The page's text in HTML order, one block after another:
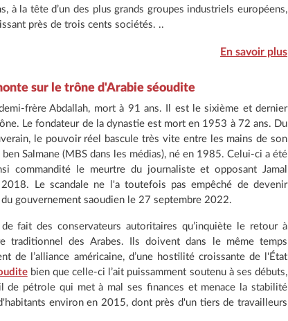
à la tête d’un des plus grands groupes industriels européens,
près de trois cents sociétés. ..
En savoir plus
sur le trône d'Arabie séoudite
frère Abdallah, mort à 91 ans. Il est le sixième et dernier
Le fondateur de la dynastie est mort en 1953 à 72 ans. Du
le pouvoir réel bascule très vite entre les mains de son
Salmane (MBS dans les médias), né en 1985. Celui-ci a été
commandité le meurtre du journaliste et opposant Jamal
Le scandale ne l'a toutefois pas empêché de devenir
gouvernement saoudien le 27 septembre 2022.
fait des conservateurs autoritaires qu’inquiète le retour à
traditionnel des Arabes. Ils doivent dans le même temps
de l’alliance américaine, d’une hostilité croissante de l'État
bien que celle-ci l’ait puissamment soutenu à ses débuts,
de pétrole qui met à mal ses finances et menace la stabilité
environ en 2015, dont près d'un tiers de travailleurs